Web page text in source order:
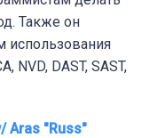
Также он
использования
NVD, DAST, SAST,
Aras "Russ"